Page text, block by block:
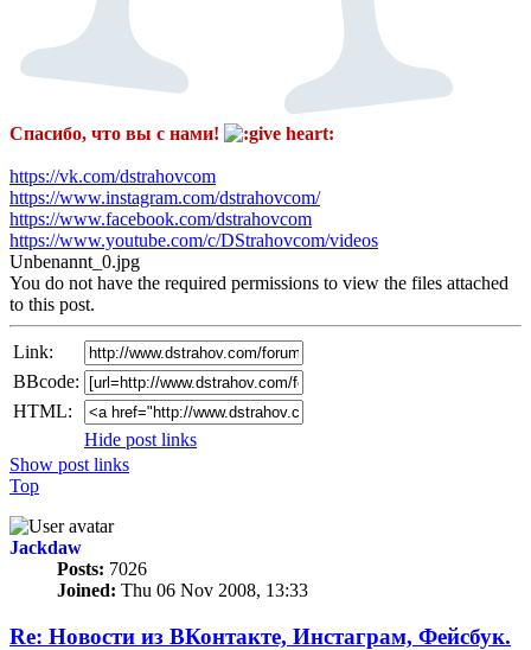
Спасибо, что вы с нами!
https://vk.com/dstrahovcom
https://www.instagram.com/dstrahovcom/
https://www.facebook.com/dstrahovcom
https://www.youtube.com/c/DStrahovcom/videos
Unbenannt_0.jpg
You do not have the required permissions to view the files attached
to this post.
Link:
BBcode:
HTML:
Hide post links
Show post links
Top
Jackdaw
Posts: 7026
Joined: Thu 06 Nov 2008, 13:33
Re: Новости из ВКонтакте, Инстаграм, Фейсбук.